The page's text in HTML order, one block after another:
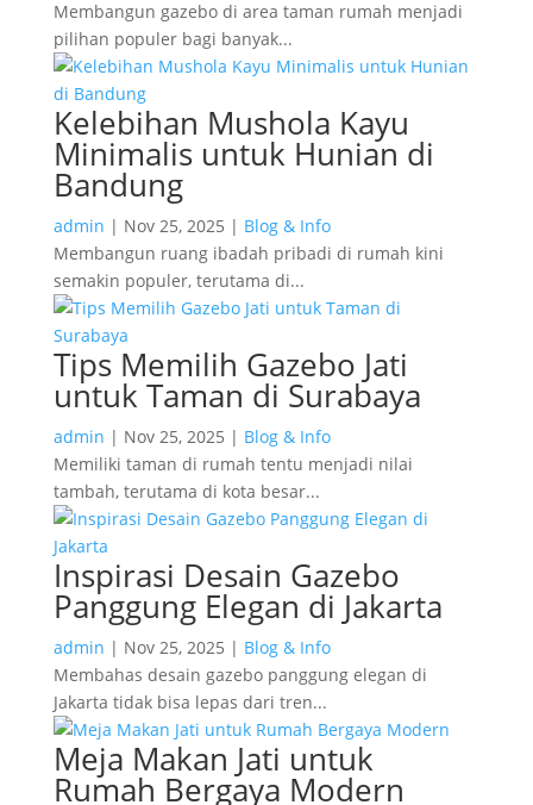
Membangun gazebo di area taman rumah menjadi
pilihan populer bagi banyak...
Kelebihan Mushola Kayu
Minimalis untuk Hunian di
Bandung
admin | Nov 25, 2025 | Blog & Info
Membangun ruang ibadah pribadi di rumah kini
semakin populer, terutama di...
Tips Memilih Gazebo Jati
untuk Taman di Surabaya
admin | Nov 25, 2025 | Blog & Info
Memiliki taman di rumah tentu menjadi nilai
tambah, terutama di kota besar...
Inspirasi Desain Gazebo
Panggung Elegan di Jakarta
admin | Nov 25, 2025 | Blog & Info
Membahas desain gazebo panggung elegan di
Jakarta tidak bisa lepas dari tren...
Meja Makan Jati untuk
Rumah Bergaya Modern